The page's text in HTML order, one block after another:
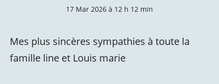
17 Mar 2026 à 12 h 12 min
Mes plus sincères sympathies à toute la
famille line et Louis marie